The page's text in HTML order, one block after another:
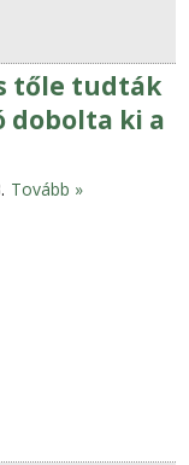
tőle tudták
dobolta ki a
Tovább »